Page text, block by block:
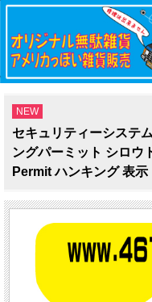
NEW
セキュリティーシステ
ングパーミット シロ
Permit ハンキング 表示